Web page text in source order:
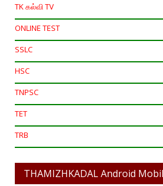
TK கல்வி TV
ONLINE TEST
SSLC
HSC
TNPSC
TET
TRB
THAMIZHKADAL Android